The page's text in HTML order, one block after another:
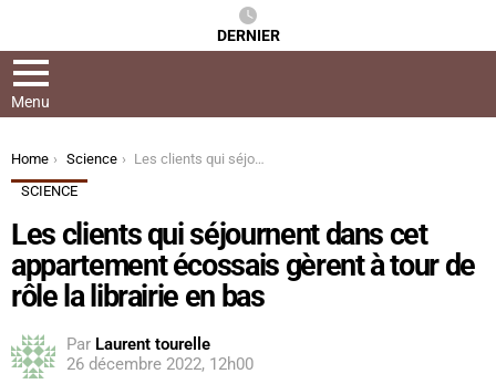
DERNIER
Menu
You are here:
Home Science
Les clients qui séjournent dans cet appartement écossais gèrent à tour de rôle la librairie en bas
SCIENCE
Les clients qui séjournent dans cet
appartement écossais gèrent à tour de
rôle la librairie en bas
Par Laurent tourelle
26 décembre 2022, 12h00